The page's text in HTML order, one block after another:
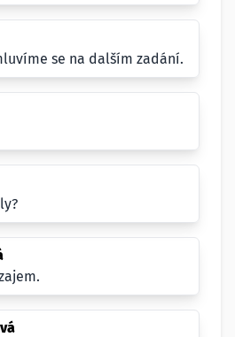
se na dalším zadání.